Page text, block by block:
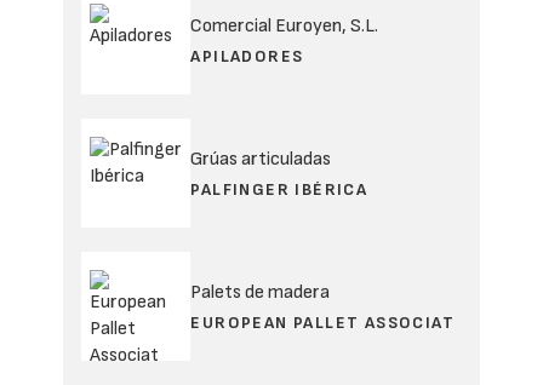
Comercial Euroyen, S.L.
APILADORES
Grúas articuladas
PALFINGER IBÉRICA
Palets de madera
EUROPEAN PALLET ASSOCIAT